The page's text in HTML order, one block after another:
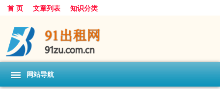
首 页 文章列表 知识分类
网站导航